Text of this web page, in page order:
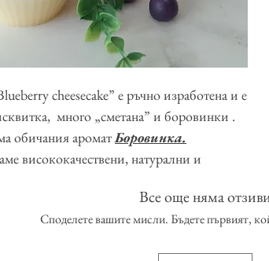
cheesecake” е ръчно изработена и е
много „сметана” и боровинки .
обичания ароматБоровинка.
висококачествени, натурални и
са подходящи за вегани, без CMR и
Все още няма
Споделете вашите мисли. Бъдете първият,